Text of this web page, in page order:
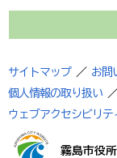
サイトマップ ／ お問
個人情報の取り扱い ／
ウェブアクセシビリテ
霧島市役